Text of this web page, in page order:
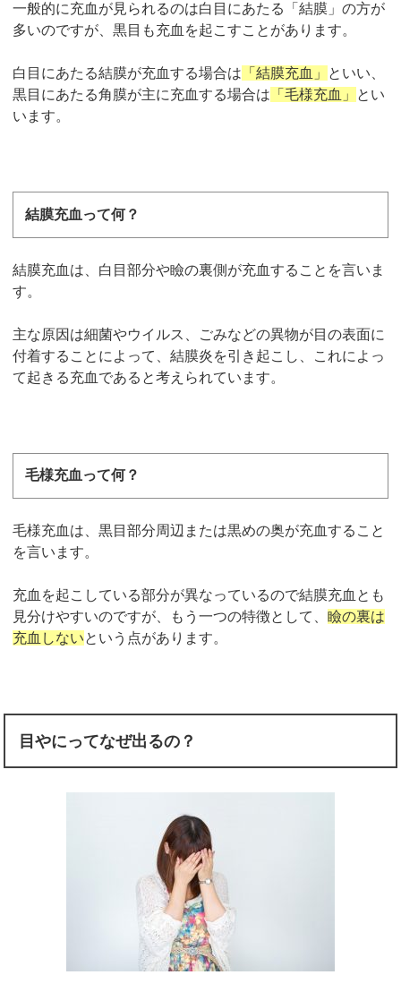
一般的に充血が見られるのは白目にあたる「結膜」の方が
多いのですが、黒目も充血を起こすことがあります。
白目にあたる結膜が充血する場合は 「結膜充血」 といい、
黒目にあたる角膜が主に充血する場合は 「毛様充血」 とい
います。
結膜充血って何？
結膜充血は、白目部分や瞼の裏側が充血することを言いま
す。
主な原因は細菌やウイルス、ごみなどの異物が目の表面に
付着することによって、結膜炎を引き起こし、これによっ
て起きる充血であると考えられています。
毛様充血って何？
毛様充血は、黒目部分周辺または黒めの奥が充血すること
を言います。
充血を起こしている部分が異なっているので結膜充血とも
見分けやすいのですが、もう一つの特徴として、瞼の裏は
充血しないという点があります。
目やにってなぜ出るの？